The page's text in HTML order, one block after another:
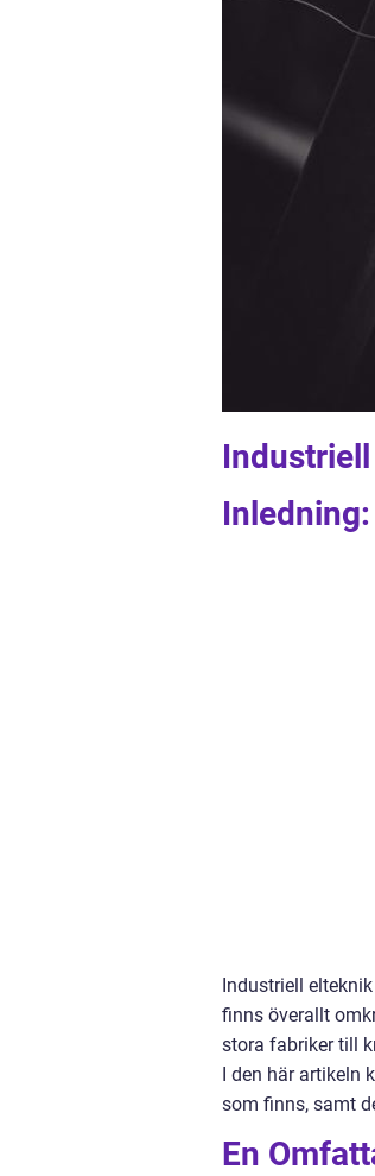
Inledning:
Industriell
finns överallt
stora fabriker till
I den här artikeln
som finns, samt
En